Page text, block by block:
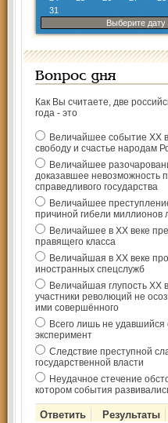
31
Выберите дату
Вопрос дня
Как Вы считаете, две
года - это
Величайшее событие ХХ
свободу и счастье народам
Величайшее
доказавшее невозможность
справедливого государства
Величайшее
причиной гибели миллионов
Величайшее в ХХ веке
правящего класса
Величайшая в ХХ веке
иностранных спецслужб
Величайшая глупость ХХ
участники революций не
ими совершённого
Всего лишь не
эксперимент
Следствие преступной
государственной власти
Неудачное стечение
котором события